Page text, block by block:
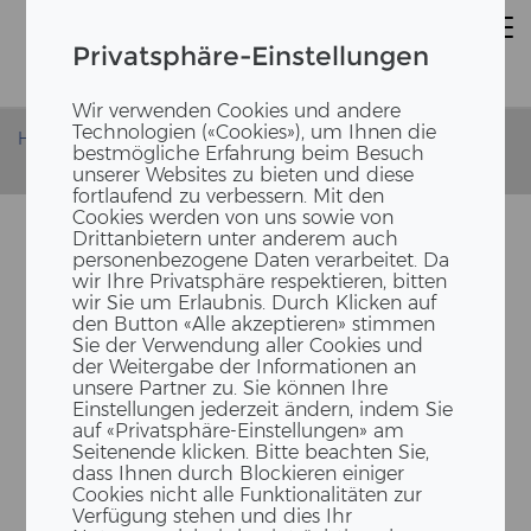
Privatsphäre-Einstellungen
Wir verwenden Cookies und andere
Technologien («Cookies»), um Ihnen die
bestmögliche Erfahrung beim Besuch
unserer Websites zu bieten und diese
fortlaufend zu verbessern. Mit den
Cookies werden von uns sowie von
Drittanbietern unter anderem auch
personenbezogene Daten verarbeitet. Da
wir Ihre Privatsphäre respektieren, bitten
wir Sie um Erlaubnis. Durch Klicken auf
den Button «Alle akzeptieren» stimmen
Sie der Verwendung aller Cookies und
der Weitergabe der Informationen an
unsere Partner zu. Sie können Ihre
Einstellungen jederzeit ändern, indem Sie
auf «Privatsphäre-Einstellungen» am
Seitenende klicken. Bitte beachten Sie,
dass Ihnen durch Blockieren einiger
Cookies nicht alle Funktionalitäten zur
Verfügung stehen und dies Ihr
Homepage
News
ERNE baut die Semiramis im Tech Cluster in Zug
ERNE HOLZ­BAU REA­LI­SIERT
DAS NEUE WAHR­ZEI­CHEN
DES TECH CLUS­TERS IN ZUG